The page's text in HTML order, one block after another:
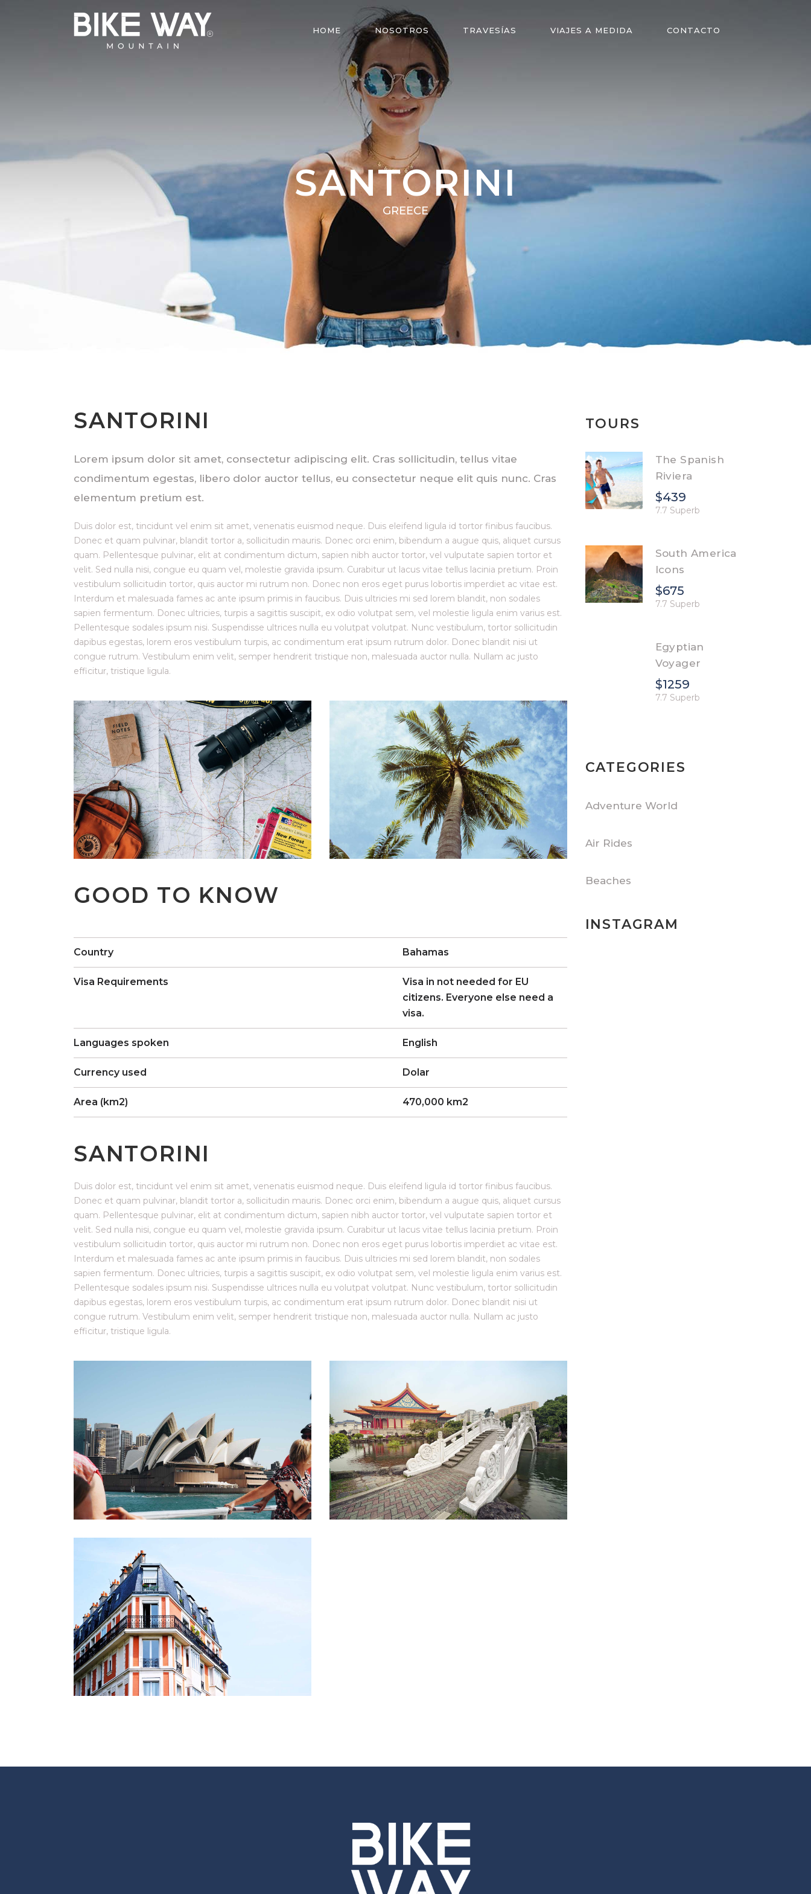
HOME NOSOTROS TRAVESÍAS VIAJES A MEDIDA CONTACTO
SANTORINI
GREECE
SANTORINI
Lorem ipsum dolor sit amet, consectetur adipiscing elit. Cras sollicitudin, tellus vitae
condimentum egestas, libero dolor auctor tellus, eu consectetur neque elit quis nunc. Cras
elementum pretium est.
Duis dolor est, tincidunt vel enim sit amet, venenatis euismod neque. Duis eleifend ligula id tortor finibus faucibus.
Donec et quam pulvinar, blandit tortor a, sollicitudin mauris. Donec orci enim, bibendum a augue quis, aliquet cursus
quam. Pellentesque pulvinar, elit at condimentum dictum, sapien nibh auctor tortor, vel vulputate sapien tortor et
velit. Sed nulla nisi, congue eu quam vel, molestie gravida ipsum. Curabitur ut lacus vitae tellus lacinia pretium. Proin
vestibulum sollicitudin tortor, quis auctor mi rutrum non. Donec non eros eget purus lobortis imperdiet ac vitae est.
Interdum et malesuada fames ac ante ipsum primis in faucibus. Duis ultricies mi sed lorem blandit, non sodales
sapien fermentum. Donec ultricies, turpis a sagittis suscipit, ex odio volutpat sem, vel molestie ligula enim varius est.
Pellentesque sodales ipsum nisi. Suspendisse ultrices nulla eu volutpat volutpat. Nunc vestibulum, tortor sollicitudin
dapibus egestas, lorem eros vestibulum turpis, ac condimentum erat ipsum rutrum dolor. Donec blandit nisi ut
congue rutrum. Vestibulum enim velit, semper hendrerit tristique non, malesuada auctor nulla. Nullam ac justo
efficitur, tristique ligula.
GOOD TO KNOW
Country Bahamas
Visa Requirements
Visa in not needed for EU
citizens. Everyone else need a
visa.
Languages spoken English
Currency used Dolar
Area (km2) 470,000 km2
SANTORINI
Duis dolor est, tincidunt vel enim sit amet, venenatis euismod neque. Duis eleifend ligula id tortor finibus faucibus.
Donec et quam pulvinar, blandit tortor a, sollicitudin mauris. Donec orci enim, bibendum a augue quis, aliquet cursus
quam. Pellentesque pulvinar, elit at condimentum dictum, sapien nibh auctor tortor, vel vulputate sapien tortor et
velit. Sed nulla nisi, congue eu quam vel, molestie gravida ipsum. Curabitur ut lacus vitae tellus lacinia pretium. Proin
vestibulum sollicitudin tortor, quis auctor mi rutrum non. Donec non eros eget purus lobortis imperdiet ac vitae est.
Interdum et malesuada fames ac ante ipsum primis in faucibus. Duis ultricies mi sed lorem blandit, non sodales
sapien fermentum. Donec ultricies, turpis a sagittis suscipit, ex odio volutpat sem, vel molestie ligula enim varius est.
Pellentesque sodales ipsum nisi. Suspendisse ultrices nulla eu volutpat volutpat. Nunc vestibulum, tortor sollicitudin
dapibus egestas, lorem eros vestibulum turpis, ac condimentum erat ipsum rutrum dolor. Donec blandit nisi ut
congue rutrum. Vestibulum enim velit, semper hendrerit tristique non, malesuada auctor nulla. Nullam ac justo
efficitur, tristique ligula.
TOURS
The Spanish
Riviera
$439
7.7 Superb
South America
Icons
$675
7.7 Superb
Egyptian
Voyager
$1259
7.7 Superb
CATEGORIES
Adventure World
Air Rides
Beaches
INSTAGRAM